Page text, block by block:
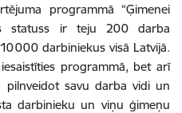
programmā “Ģimenei
statuss ir teju 200 darba
000 darbiniekus visā Latvijā.
programmā, bet arī
pilnveidot savu darba vidi un
darbinieku un viņu ģimeņu